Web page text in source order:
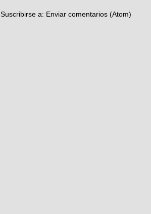
Suscribirse a: Enviar comentarios (Atom)